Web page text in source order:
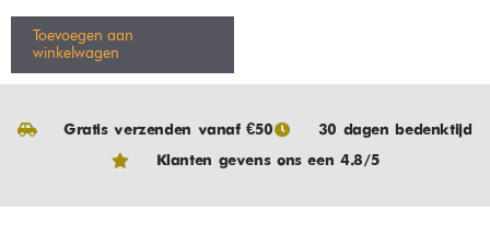
Toevoegen aan
winkelwagen
Gratis verzenden vanaf €50
30 dagen bedenktijd
Klanten gevens ons een 4.8/5